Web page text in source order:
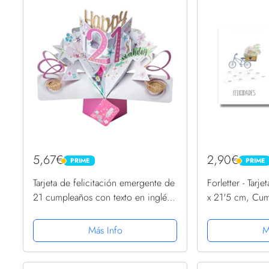
5,67€ PRIME
PRIME
Tarjeta de felicitación emergente de
21 cumpleaños con texto en inglés
Más Info
2,90€ PRIME
PRIME
Forletter -
x 21'5 cm,